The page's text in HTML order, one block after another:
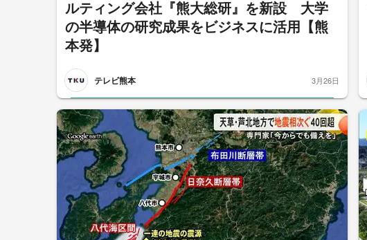
ルティング会社『熊大総研』を新設 大学
の半導体の研究成果をビジネスに活用【熊
本発】
テレビ熊本 3月26日